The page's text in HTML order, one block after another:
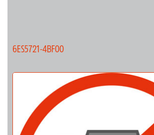
6ES5721-4BF00